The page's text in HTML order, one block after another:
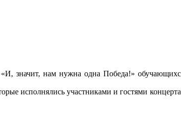
нам нужна одна Победа!»
исполнялись участниками и гостями